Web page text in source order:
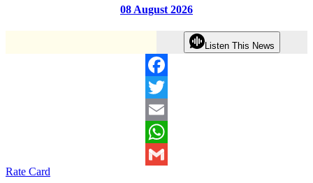
08 August 2026
Listen This News
Facebook
Twitter
Email
WhatsApp
Rate Card